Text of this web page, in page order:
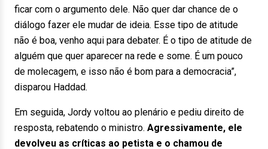
ficar com o argumento dele. Não quer dar chance de o
diálogo fazer ele mudar de ideia. Esse tipo de atitude
não é boa, venho aqui para debater. É o tipo de atitude de
alguém que quer aparecer na rede e some. É um pouco
de molecagem, e isso não é bom para a democracia”,
disparou Haddad.
Em seguida, Jordy voltou ao plenário e pediu direito de
resposta, rebatendo o ministro. Agressivamente, ele
devolveu as críticas ao petista e o chamou de